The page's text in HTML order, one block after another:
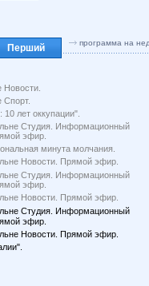
Перший программа на
Новости.
Спорт.
лет оккупации".
Студия. Информационный
эфир.
минута молчания.
Новости. Прямой эфир.
Студия. Информационный
эфир.
Новости. Прямой эфир.
Студия. Информационный
эфир.
Новости. Прямой эфир.